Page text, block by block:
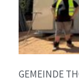
GEMEINDE